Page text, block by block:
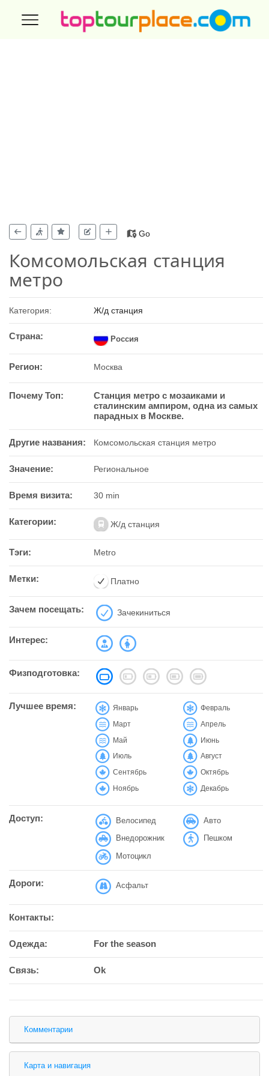
Go
Комсомольская станция
метро
Категория: Ж/д станция
Страна: Россия
Регион: Москва
Почему Топ:
Станция метро с мозаиками и
сталинским ампиром, одна из самых
парадных в Москве.
Другие названия: Комсомольская станция метро
Значение: Региональное
Время визита: 30 min
Категории: Ж/д станция
Тэги: Metro
Метки: Платно
Зачем посещать: Зачекиниться
Интерес:
Физподготовка:
Лучшее время: Январь Февраль
Март Апрель
Май Июнь
Июль Август
Сентябрь Октябрь
Ноябрь Декабрь
Доступ: Велосипед
Авто
Внедорожник
Пешком
Мотоцикл
Дороги: Асфальт
Контакты:
Одежда: For the season
Связь: Ok
Комментарии
Карта и навигация